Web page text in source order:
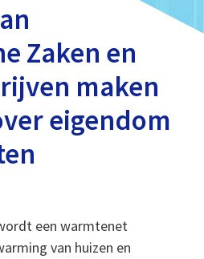
Zaken en
maken
eigendom
een warmtenet
van huizen en